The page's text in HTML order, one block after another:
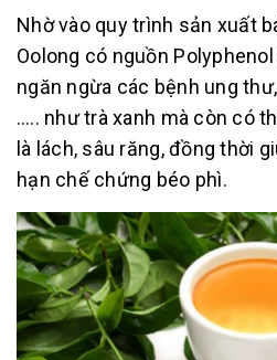
Nhờ vào quy trình sản xuất
Oolong có nguồn
ngăn ngừa các bệnh ung
….. như trà xanh mà còn có
là lách, sâu răng, đồng thời
hạn chế chứng béo phì.